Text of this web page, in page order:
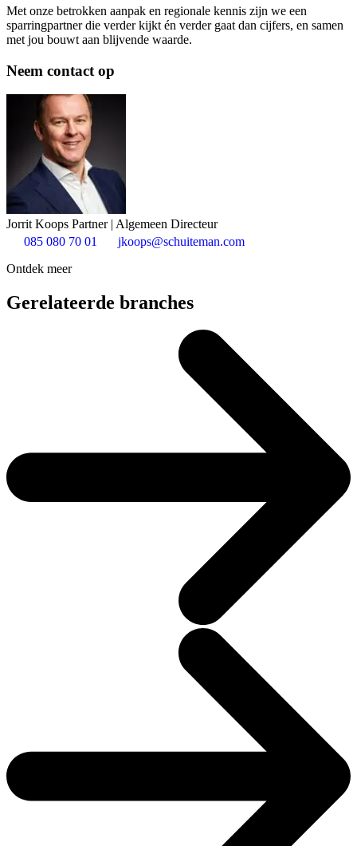
Met onze betrokken aanpak en regionale kennis zijn we een
sparringpartner die verder kijkt én verder gaat dan cijfers, en samen
met jou bouwt aan blijvende waarde.
Neem contact op
Jorrit Koops Partner | Algemeen Directeur
085 080 70 01
jkoops@schuiteman.com
Ontdek meer
Gerelateerde branches